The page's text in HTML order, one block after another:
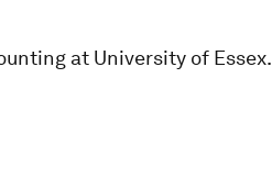
at University of Essex.